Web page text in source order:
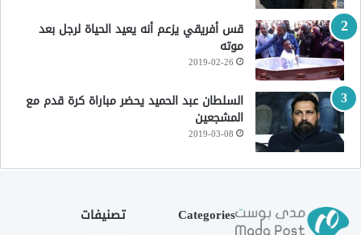
قس أفريقي يزعم أنه يعيد الحياة لرجل بعد
موته
2019-02-26
السلطان عبد الحميد يحضر مباراة كرة قدم مع
المشجعين
2019-03-08
Categories تصنيفات